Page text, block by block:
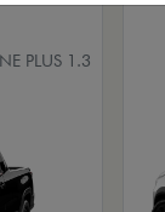
PLUS 1.3